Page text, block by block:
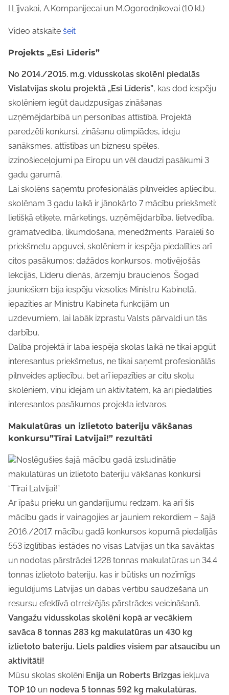
I.Lījvakai, A.Kompanijecai un M.Ogorodņikovai (10.kl.)
Video atskaite šeit
Projekts „Esi Līderis”
No 2014./2015. m.g. vidusskolas skolēni piedalās
Vislatvijas skolu projektā „Esi Līderis”, kas dod iespēju
skolēniem iegūt daudzpusīgas zināšanas
uzņēmējdarbībā un personības attīstībā. Projektā
paredzēti konkursi, zināšanu olimpiādes, ideju
sanāksmes, attīstības un biznesu spēles,
izzinošieceļojumi pa Eiropu un vēl daudzi pasākumi 3
gadu garumā.
Lai skolēns saņemtu profesionālās pilnveides apliecību,
skolēnam 3 gadu laikā ir jānokārto 7 mācību priekšmeti:
lietišķā etiķete, mārketings, uzņēmējdarbība, lietvedība,
grāmatvedība, likumdošana, menedžments. Paralēli šo
priekšmetu apguvei, skolēniem ir iespēja piedalīties arī
citos pasākumos: dažādos konkursos, motivējošās
lekcijās, Līderu dienās, ārzemju braucienos. Šogad
jauniešiem bija iespēju viesoties Ministru Kabinetā,
iepazīties ar Ministru Kabineta funkcijām un
uzdevumiem, lai labāk izprastu Valsts pārvaldi un tās
darbību.
Dalība projektā ir laba iespēja skolas laikā ne tikai apgūt
interesantus priekšmetus, ne tikai saņemt profesionālās
pilnveides apliecību, bet arī iepazīties ar citu skolu
skolēniem, viņu idejām un aktivitātēm, kā arī piedalīties
interesantos pasākumos projekta ietvaros.
Makulatūras un izlietoto bateriju vākšanas
konkursu”Tīrai Latvijai!” rezultāti
Noslēgušies šajā mācību gadā izsludinātie
makulatūras un izlietoto bateriju vākšanas konkursi
“Tīrai Latvijai!”
Ar īpašu prieku un gandarījumu redzam, ka arī šis
mācību gads ir vainagojies ar jauniem rekordiem – šajā
2016./2017. mācību gadā konkursos kopumā piedalījās
553 izglītības iestādes no visas Latvijas un tika savāktas
un nodotas pārstrādei 1228 tonnas makulatūras un 34.4
tonnas izlietoto bateriju, kas ir būtisks un nozīmīgs
ieguldījums Latvijas un dabas vērtību saudzēšanā un
resursu efektīvā otrreizējās pārstrādes veicināšanā.
Vangažu vidusskolas skolēni kopā ar vecākiem
savāca 8 tonnas 283 kg makulatūras un 430 kg
izlietoto bateriju. Liels paldies visiem par atsaucību un
aktivitāti!
Mūsu skolas skolēni Enija un Roberts Brizgas iekļuva
TOP 10 un nodeva 5 tonnas 592 kg makulatūras.